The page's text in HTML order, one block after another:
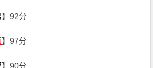
】92分
】97分
】90分